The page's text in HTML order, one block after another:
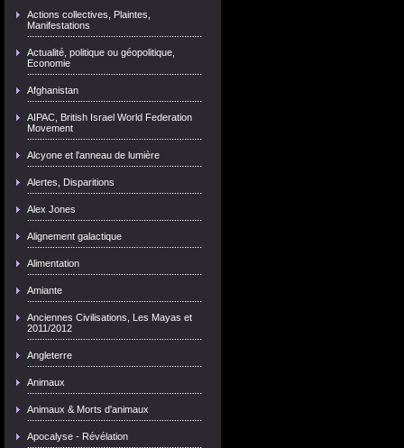
Actions collectives, Plaintes,
Manifestations
Actualité, politique ou géopolitique,
Economie
Afghanistan
AIPAC, British Israel World Federation
Movement
Alcyone et l'anneau de lumière
Alertes, Disparitions
Alex Jones
Alignement galactique
Alimentation
Amiante
Anciennes Civilisations, Les Mayas et
2011/2012
Angleterre
Animaux
Animaux & Morts d'animaux
Apocalyse - Révélation